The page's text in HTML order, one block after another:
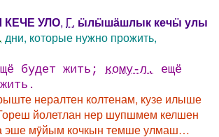
УЛО, Г. ӹлӹшӓшлык кечӹ улы
дни, которые нужно прожить,
будет жить; кому-л. ещё
нералтен колтенам, кузе илыше
йолетлан нер шупшмем келшен
эше мÿйым кочкын темше улмаш…